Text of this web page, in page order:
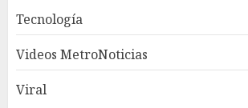
Tecnología
Videos MetroNoticias
Viral